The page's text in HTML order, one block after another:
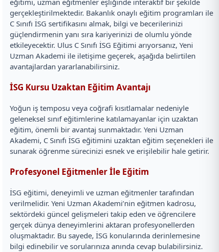
eğitimi, uzman eğitmenler eşliğinde interaktif bir şekilde
gerçekleştirilmektedir. Bakanlık onaylı eğitim programları ile
C Sınıfı İSG sertifikasını almak, bilgi ve becerilerinizi
güçlendirmenin yanı sıra kariyerinizi de olumlu yönde
etkileyecektir. Ulus C Sınıfı İSG Eğitimi arıyorsanız, Yeni
Uzman Akademi ile iletişime geçerek, aşağıda belirtilen
avantajlardan yararlanabilirsiniz.
İSG Kursu Uzaktan Eğitim Avantajı
Yoğun iş temposu veya coğrafi kısıtlamalar nedeniyle
geleneksel sınıf eğitimlerine katılamayanlar için uzaktan
eğitim, önemli bir avantaj sunmaktadır. Yeni Uzman
Akademi, C Sınıfı İSG eğitimini uzaktan eğitim seçenekleri ile
sunarak öğrenme sürecinizi esnek ve erişilebilir hale getirir.
Profesyonel Eğitmenler İle Eğitim
İSG eğitimi, deneyimli ve uzman eğitmenler tarafından
verilmelidir. Yeni Uzman Akademi’nin eğitmen kadrosu,
sektördeki güncel gelişmeleri takip eden ve öğrencilere
gerçek dünya deneyimlerini aktaran profesyonellerden
oluşmaktadır. Bu sayede, İSG konularında derinlemesine
bilgi edinebilir ve sorularınıza anında cevap bulabilirsiniz.